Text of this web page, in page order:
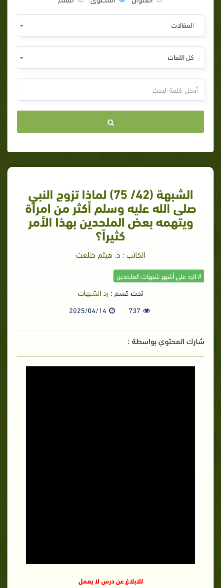
المقالات
كل اللغات
الشبهة (42/ 75) لماذا تزوج النبي
صلى الله عليه وسلم أكثر من امرأة
ويتهمه بعض الملحدين بهذا الأمر
كثيراً؟
الكاتب : د. هيثم طلعت
# الرد على أشهر شبهات الملحدين
تحت قسم : رد الشبهات
737
2025/04/14
شارك المحتوي بواسطة :
للابلاغ عن درس لا يعمل